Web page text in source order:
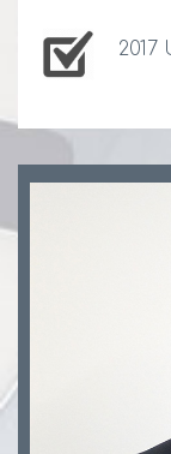
2017